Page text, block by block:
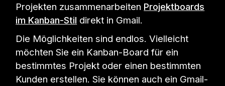
Projekten zusammenarbeiten Projektboards
im Kanban-Stil direkt in Gmail.
Die Möglichkeiten sind endlos. Vielleicht
möchten Sie ein Kanban-Board für ein
bestimmtes Projekt oder einen bestimmten
Kunden erstellen. Sie können auch ein Gmail-